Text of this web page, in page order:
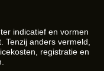
indicatief en vormen
Tenzij anders vermeld,
registratie en